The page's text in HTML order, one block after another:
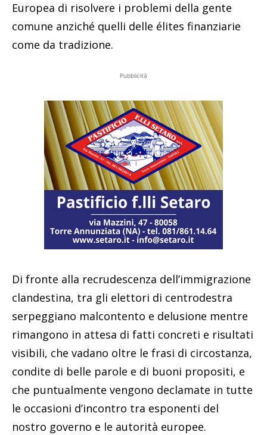
Europea di risolvere i problemi della gente
comune anziché quelli delle élites finanziarie
come da tradizione.
Pubblicità
Di fronte alla recrudescenza dell’immigrazione
clandestina, tra gli elettori di centrodestra
serpeggiano malcontento e delusione mentre
rimangono in attesa di fatti concreti e risultati
visibili, che vadano oltre le frasi di circostanza,
condite di belle parole e di buoni propositi, e
che puntualmente vengono declamate in tutte
le occasioni d’incontro tra esponenti del
nostro governo e le autorità europee.